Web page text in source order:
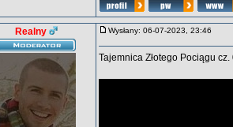
Realny Wysłany: 06-07-2023, 23:46
Tajemnica Złotego Pociągu